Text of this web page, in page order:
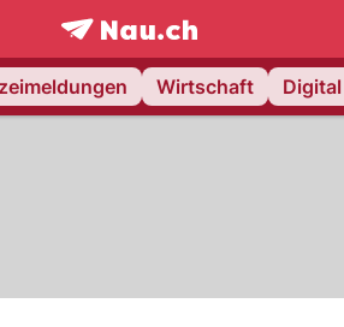
frontpage.NAU.ch
Wirtschaft Digital